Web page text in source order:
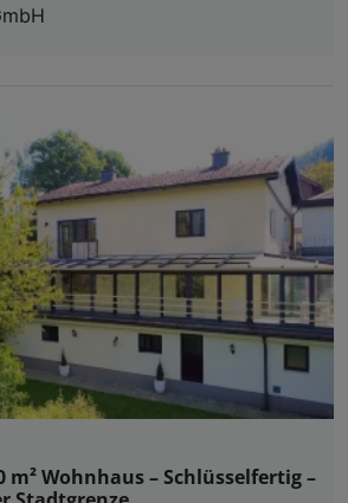
m² Wohnhaus – Schlüsselfertig –